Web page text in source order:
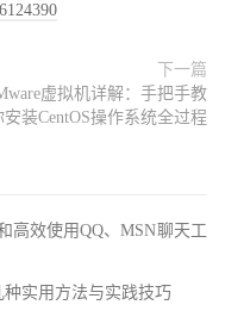
下一篇
虚拟机详解：手把手教
安装CentOS操作系统全过程
高效使用QQ、MSN聊天工
实用方法与实践技巧